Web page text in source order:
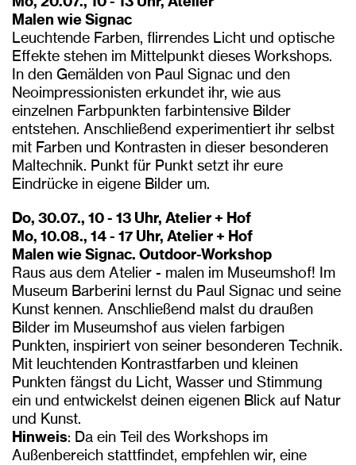
Malen wie Signac
Leuchtende Farben, flirrendes Licht und optische
Effekte stehen im Mittelpunkt dieses Workshops.
In den Gemälden von Paul Signac und den
Neoimpressionisten erkundet ihr, wie aus
einzelnen Farbpunkten farbintensive Bilder
entstehen. Anschließend experimentiert ihr selbst
mit Farben und Kontrasten in dieser besonderen
Maltechnik. Punkt für Punkt setzt ihr eure
Eindrücke in eigene Bilder um.
Do, 30.07., 10 - 13 Uhr, Atelier + Hof
Mo, 10.08., 14 - 17 Uhr, Atelier + Hof
Malen wie Signac. Outdoor-Workshop
Raus aus dem Atelier - malen im Museumshof! Im
Museum Barberini lernst du Paul Signac und seine
Kunst kennen. Anschließend malst du draußen
Bilder im Museumshof aus vielen farbigen
Punkten, inspiriert von seiner besonderen Technik.
Mit leuchtenden Kontrastfarben und kleinen
Punkten fängst du Licht, Wasser und Stimmung
ein und entwickelst deinen eigenen Blick auf Natur
und Kunst.
Hinweis: Da ein Teil des Workshops im
Außenbereich stattfindet, empfehlen wir, eine